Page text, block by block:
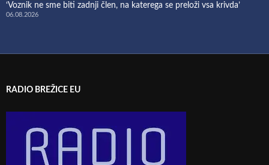
‘Voznik ne sme biti zadnji člen, na katerega se preloži vsa krivda’
06.08.2026
RADIO BREŽICE EU